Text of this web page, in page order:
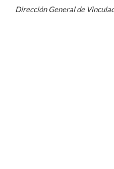
Dirección General de